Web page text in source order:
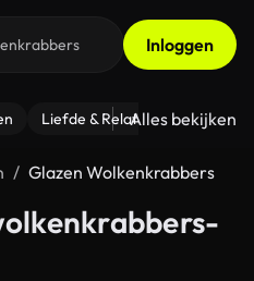
Inloggen
Liefde & Relaties - Fitness
Alles bekijken
Glazen Wolkenkrabbers